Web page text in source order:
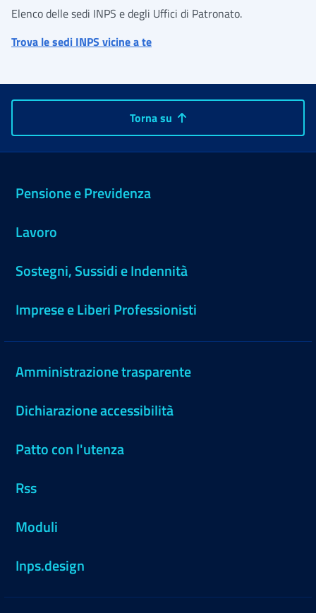
Elenco delle sedi INPS e degli Uffici di Patronato.
Trova le sedi INPS vicine a te
Torna su
Pensione e Previdenza
Lavoro
Sostegni, Sussidi e Indennità
Imprese e Liberi Professionisti
Amministrazione trasparente
Dichiarazione accessibilità
Patto con l'utenza
Rss
Moduli
Inps.design